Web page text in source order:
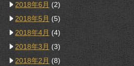
2018年6月 (2)
2018年5月 (5)
2018年4月 (4)
2018年3月 (3)
2018年2月 (8)